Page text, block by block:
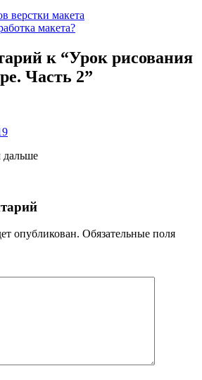
верстки макета
макета?
к “Урок рисования
Часть 2”
дальше
опубликован. Обязательные поля